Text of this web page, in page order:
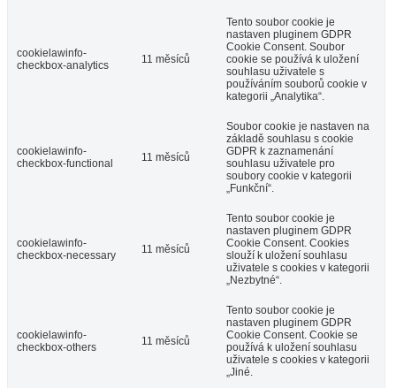
cookielawinfo-
checkbox-analytics
11 měsíců
Tento soubor cookie je
nastaven pluginem GDPR
Cookie Consent. Soubor
cookie se používá k uložení
souhlasu uživatele s
používáním souborů cookie v
kategorii „Analytika“.
cookielawinfo-
checkbox-functional
11 měsíců
Soubor cookie je nastaven na
základě souhlasu s cookie
GDPR k zaznamenání
souhlasu uživatele pro
soubory cookie v kategorii
„Funkční“.
cookielawinfo-
checkbox-necessary
11 měsíců
Tento soubor cookie je
nastaven pluginem GDPR
Cookie Consent. Cookies
slouží k uložení souhlasu
uživatele s cookies v kategorii
„Nezbytné“.
cookielawinfo-
checkbox-others
11 měsíců
Tento soubor cookie je
nastaven pluginem GDPR
Cookie Consent. Cookie se
používá k uložení souhlasu
uživatele s cookies v kategorii
„Jiné.